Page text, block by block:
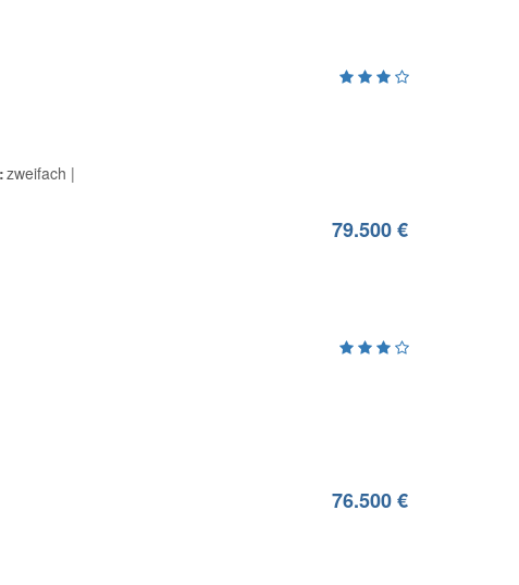
zweifach
79.500 €
76.500 €